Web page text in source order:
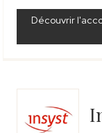
Découvrir